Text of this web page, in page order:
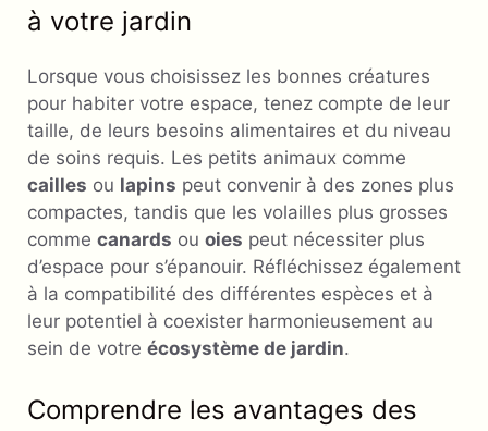
à votre jardin
Lorsque vous choisissez les bonnes créatures
pour habiter votre espace, tenez compte de leur
taille, de leurs besoins alimentaires et du niveau
de soins requis. Les petits animaux comme
cailles ou lapins peut convenir à des zones plus
compactes, tandis que les volailles plus grosses
comme canards ou oies peut nécessiter plus
d’espace pour s’épanouir. Réfléchissez également
à la compatibilité des différentes espèces et à
leur potentiel à coexister harmonieusement au
sein de votre écosystème de jardin.
Comprendre les avantages des